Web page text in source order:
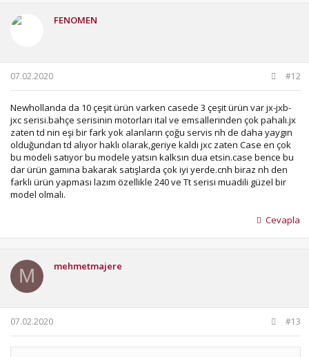
FENOMEN
07.02.2020 #12
Newhollanda da 10 çeşit ürün varken casede 3 çeşit ürün var jx-jxb-
jxc serisi.bahçe serisinin motorları ital ve emsallerinden çok pahalı.jx
zaten td nin eşi bir fark yok alanların çoğu servis nh de daha yaygın
olduğundan td alıyor haklı olarak,geriye kaldı jxc zaten Case en çok
bu modeli satıyor bu modele yatsın kalksın dua etsin.case bence bu
dar ürün gamına bakarak satışlarda çok iyi yerde.cnh biraz nh den
farklı ürün yapması lazım özellikle 240 ve Tt serisi muadili güzel bir
model olmalı.
Cevapla
M mehmetmajere
07.02.2020 #13